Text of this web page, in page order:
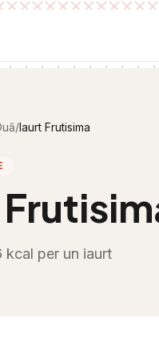
/Iaurt Frutisima
kcal per un iaurt